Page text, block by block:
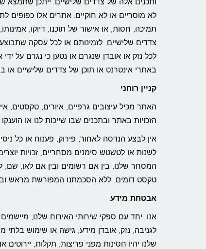
לא מוסריים או לא חוקיים. אתרים אלו כפופים
תמיכה, חסות, או אישור של תוכנו, דיוקו,
צדדים שלישיים, לזמינותם או לכל עסקה
לכל נזק או אובדן שנגרם או נטען כי נגרם על
באתרי אינטרנט או תוכן של צדדים שלישיים או
קניין רוחני
האתר מכיל עיצובים גרפיים, איורים, טקסטים,
הזכויות באתר ובתכנים שבו שייכות לנו או
אין לבצע הנדסה לאחור, פירוק, פענוח או כל
לשנות או לטשטש סימנים מסחריים, זכויות
המסחר שלנו, בין אם רשומים ובין אם לאו,
טקסט דומים, ללא הסכמתנו המפורשת מראש
אבטחת מידע
אנו, יחד עם ספקי שירותי האירוח שלנו,
לגניבה, נזק, אובדן מידע, גישה או שימוש
שלנו יהיו חסינות מפני פריצות, תקלות,